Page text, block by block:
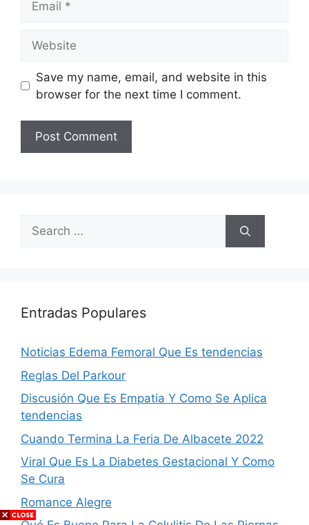
Save my name, email, and website in this
browser for the next time I comment.
Search
for:
Entradas Populares
Noticias Edema Femoral Que Es tendencias
Reglas Del Parkour
Discusión Que Es Empatia Y Como Se Aplica
tendencias
Cuando Termina La Feria De Albacete 2022
Viral Que Es La Diabetes Gestacional Y Como
Se Cura
Romance Alegre